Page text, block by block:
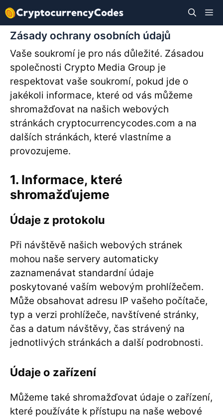
Přeskočit
na
obsah
Zásady ochrany osobních údajů
Vaše soukromí je pro nás důležité. Zásadou
společnosti Crypto Media Group je
respektovat vaše soukromí, pokud jde o
jakékoli informace, které od vás můžeme
shromažďovat na našich webových
stránkách cryptocurrencycodes.com a na
dalších stránkách, které vlastníme a
provozujeme.
1. Informace, které
shromažďujeme
Údaje z protokolu
Při návštěvě našich webových stránek
mohou naše servery automaticky
zaznamenávat standardní údaje
poskytované vaším webovým prohlížečem.
Může obsahovat adresu IP vašeho počítače,
typ a verzi prohlížeče, navštívené stránky,
čas a datum návštěvy, čas strávený na
jednotlivých stránkách a další podrobnosti.
Údaje o zařízení
Můžeme také shromažďovat údaje o zařízení,
které používáte k přístupu na naše webové